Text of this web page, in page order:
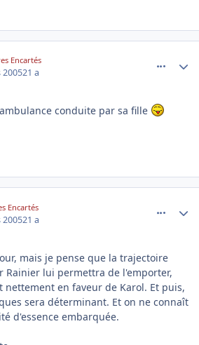
Encartés
200521 a
conduite par sa fille
Encartés
200521 a
mais je pense que la trajectoire
Rainier lui permettra de l'emporter,
nettement en faveur de Karol. Et puis,
sera déterminant. Et on ne connaît
d'essence embarquée.